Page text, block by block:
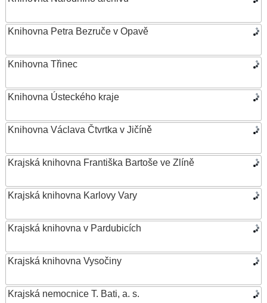
Knihovna Petra Bezruče v Opavě
Knihovna Třinec
Knihovna Ústeckého kraje
Knihovna Václava Čtvrtka v Jičíně
Krajská knihovna Františka Bartoše ve Zlíně
Krajská knihovna Karlovy Vary
Krajská knihovna v Pardubicích
Krajská knihovna Vysočiny
Krajská nemocnice T. Bati, a. s.